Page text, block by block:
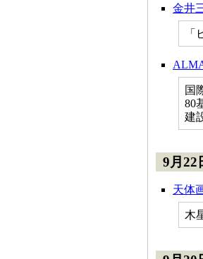
金井
国
80
建
9月22
天体
木